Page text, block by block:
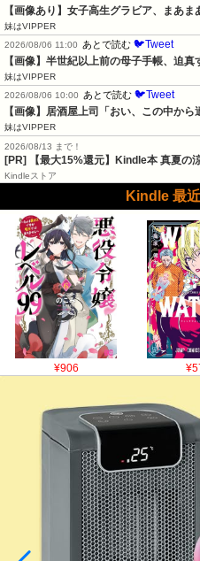
【画像あり】女子高生グラビア、まあま
妹はVIPPER
2026/08/06 11:00
あとで読む 🐦Tweet
【画像】半世紀以上前の母子手帳、迫真
妹はVIPPER
2026/08/06 10:00
あとで読む 🐦Tweet
【画像】居酒屋上司「おい、この中か
妹はVIPPER
2026/08/13 まで！
[PR] 【最大15%還元】Kindle本 真夏の
Kindleストア
Kindle 最
¥906